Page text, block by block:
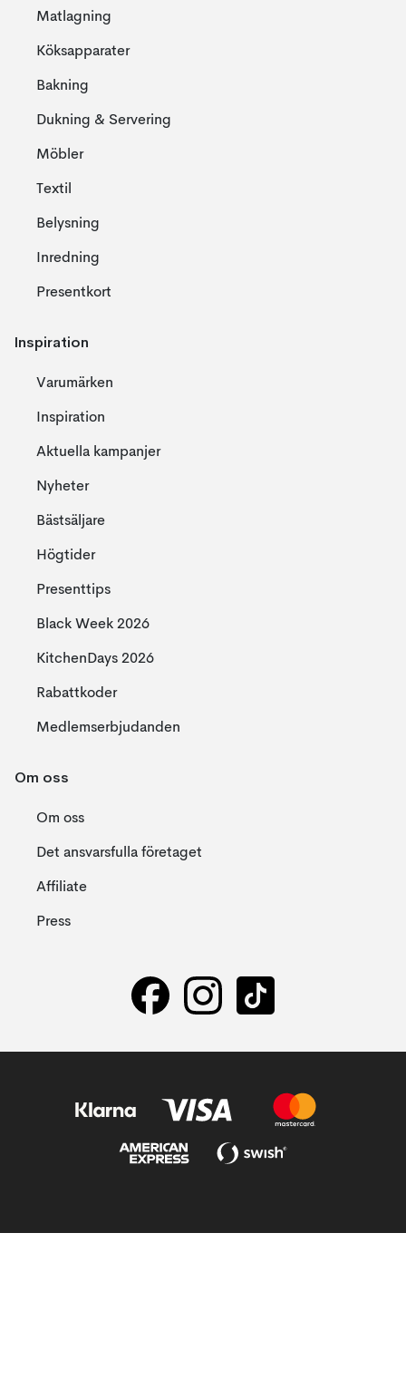
Matlagning
Köksapparater
Bakning
Dukning & Servering
Möbler
Textil
Belysning
Inredning
Presentkort
Inspiration
Varumärken
Inspiration
Aktuella kampanjer
Nyheter
Bästsäljare
Högtider
Presenttips
Black Week 2026
KitchenDays 2026
Rabattkoder
Medlemserbjudanden
Om oss
Om oss
Det ansvarsfulla företaget
Affiliate
Press